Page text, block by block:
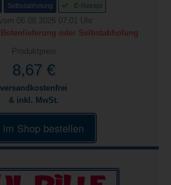
Selbstabholung E-Rezept
06.08.2026 07:01 Uhr
oder Selbstabholung
Produktpreis
8,67 €
versandkostenfrei
& inkl. MwSt.
im Shop bestellen